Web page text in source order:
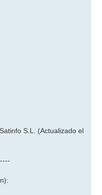
S.L. (Actualizado el